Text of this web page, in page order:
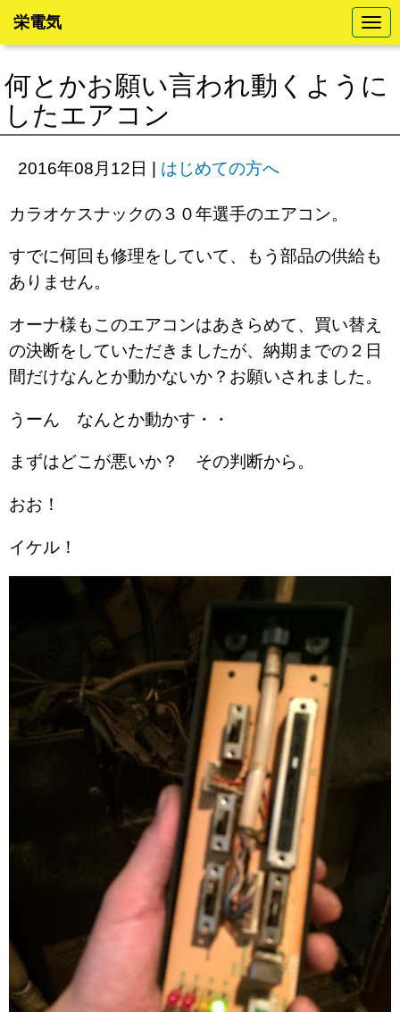
N
a
v
g
a
o
栄電気
何とかお願い言われ動くように
したエアコン
2016年08月12日 | はじめての方へ
カラオケスナックの３０年選手のエアコン。
すでに何回も修理をしていて、もう部品の供給も
ありません。
オーナ様もこのエアコンはあきらめて、買い替え
の決断をしていただきましたが、納期までの２日
間だけなんとか動かないか？お願いされました。
うーん なんとか動かす・・
まずはどこが悪いか？ その判断から。
おお！
イケル！